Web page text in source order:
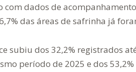
com dados de
das áreas de safrinha já
subiu dos 32,2% registrados
período de 2025 e dos